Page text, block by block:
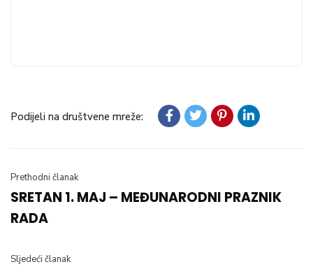
Podijeli na društvene mreže:
Prethodni članak
SRETAN 1. MAJ – MEĐUNARODNI PRAZNIK
RADA
Sljedeći članak